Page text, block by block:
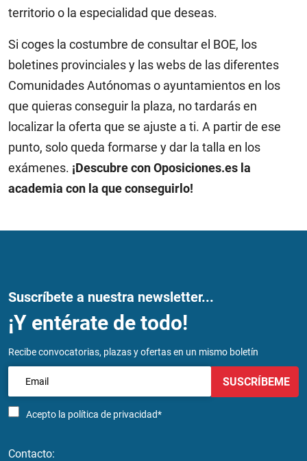
territorio o la especialidad que deseas.
Si coges la costumbre de consultar el BOE, los
boletines provinciales y las webs de las diferentes
Comunidades Autónomas o ayuntamientos en los
que quieras conseguir la plaza, no tardarás en
localizar la oferta que se ajuste a ti. A partir de ese
punto, solo queda formarse y dar la talla en los
exámenes. ¡Descubre con Oposiciones.es la
academia con la que conseguirlo!
Suscríbete a nuestra newsletter...
¡Y entérate de todo!
Recibe convocatorias, plazas y ofertas en un mismo boletín
Acepto la política de privacidad*
SUSCRÍBEME
Contacto: